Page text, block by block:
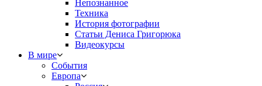
Непознанное
Техника
История фотографии
Статьи Дениса Григорюка
Видеокурсы
В мире
События
Европа